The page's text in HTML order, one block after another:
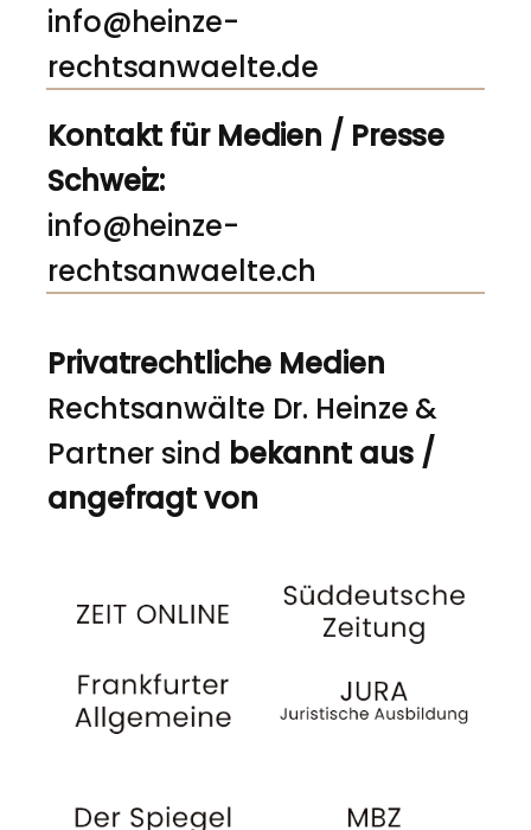
info@heinze-
rechtsanwaelte.de
Kontakt für Medien / Presse
Schweiz:
info@heinze-
rechtsanwaelte.ch
Privatrechtliche Medien
Rechtsanwälte Dr. Heinze &
Partner sind bekannt aus /
angefragt von